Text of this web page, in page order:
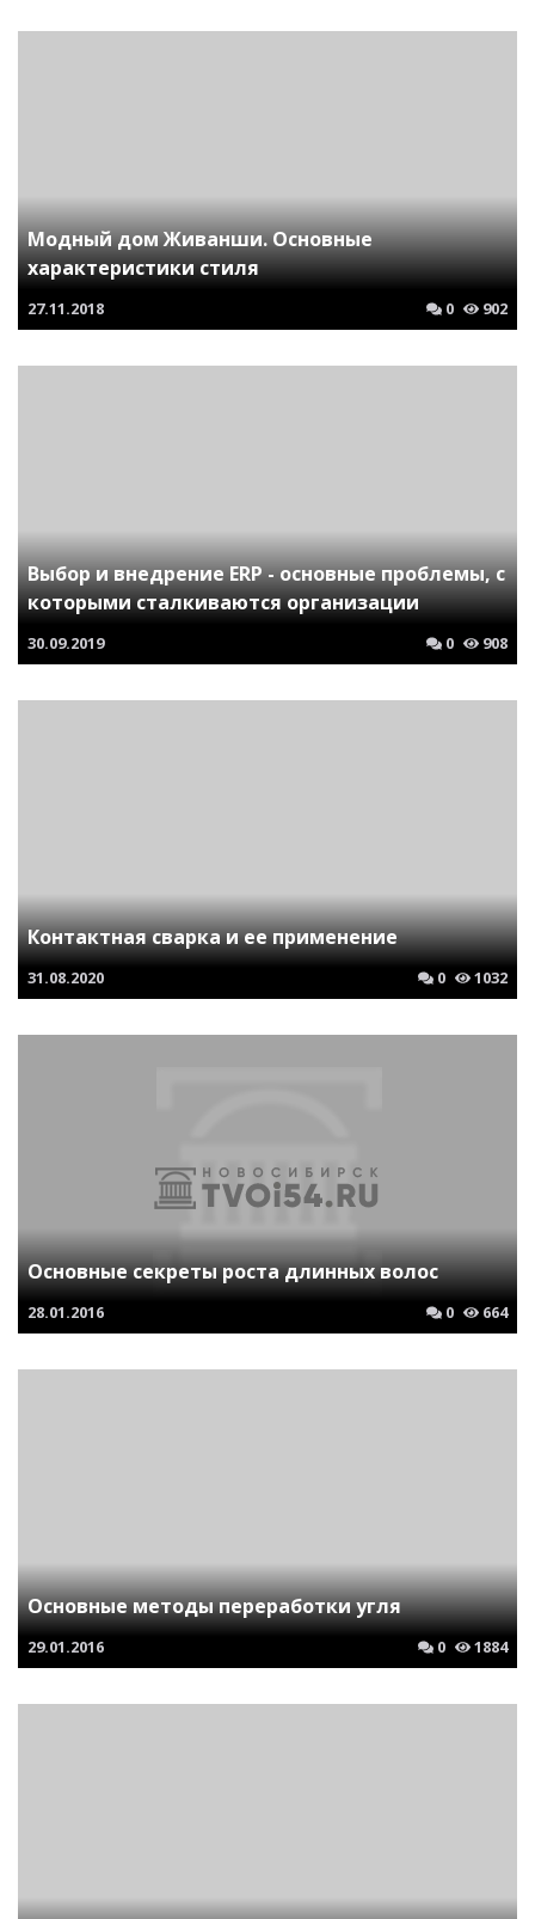
Модный дом Живанши. Основные
характеристики стиля
27.11.2018 0 902
Выбор и внедрение ERP - основные проблемы, с
которыми сталкиваются организации
30.09.2019 0 908
Контактная сварка и ее применение
31.08.2020 0 1032
Основные секреты роста длинных волос
28.01.2016 0 664
Основные методы переработки угля
29.01.2016 0 1884